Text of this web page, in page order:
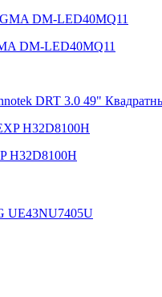
DM-LED40MQ11
DRT 3.0 49"
H32D8100H
UE43NU7405U